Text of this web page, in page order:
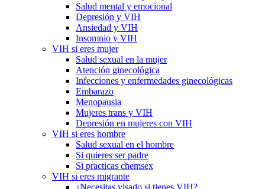
Salud mental y emocional
Depresión y VIH
Ansiedad y VIH
Insomnio y VIH
VIH si eres mujer
Salud sexual en la mujer
Atención ginecológica
Infecciones y enfermedades ginecológicas
Embarazo
Menopausia
Mujeres trans y VIH
Depresión en mujeres con VIH
VIH si eres hombre
Salud sexual en el hombre
Si quieres ser padre
Si practicas chemsex
VIH si eres migrante
¿Necesitas visado si tienes VIH?